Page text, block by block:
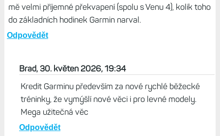
mě velmi příjemné překvapení (spolu s Venu 4), kolik toho
do základních hodinek Garmin narval.
Odpovědět
Brad, 30. květen 2026, 19:34
Kredit Garminu především za nové rychlé běžecké
tréninky, že vymýšlí nové věci i pro levné modely.
Mega užitečná věc
Odpovědět